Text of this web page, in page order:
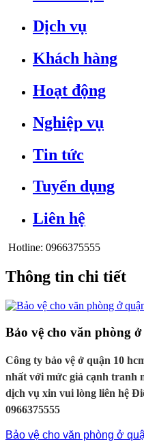
Dịch vụ
Khách hàng
Hoạt động
Nghiệp vụ
Tin tức
Tuyển dụng
Liên hệ
Hotline: 0966375555
Thông tin chi tiết
Bảo vệ cho văn phòng
Công ty bảo vệ ở quận 10
nhất với mức giá cạnh tranh
dịch vụ xin vui lòng liên hệ
0966375555
Bảo vệ cho văn phòng ở